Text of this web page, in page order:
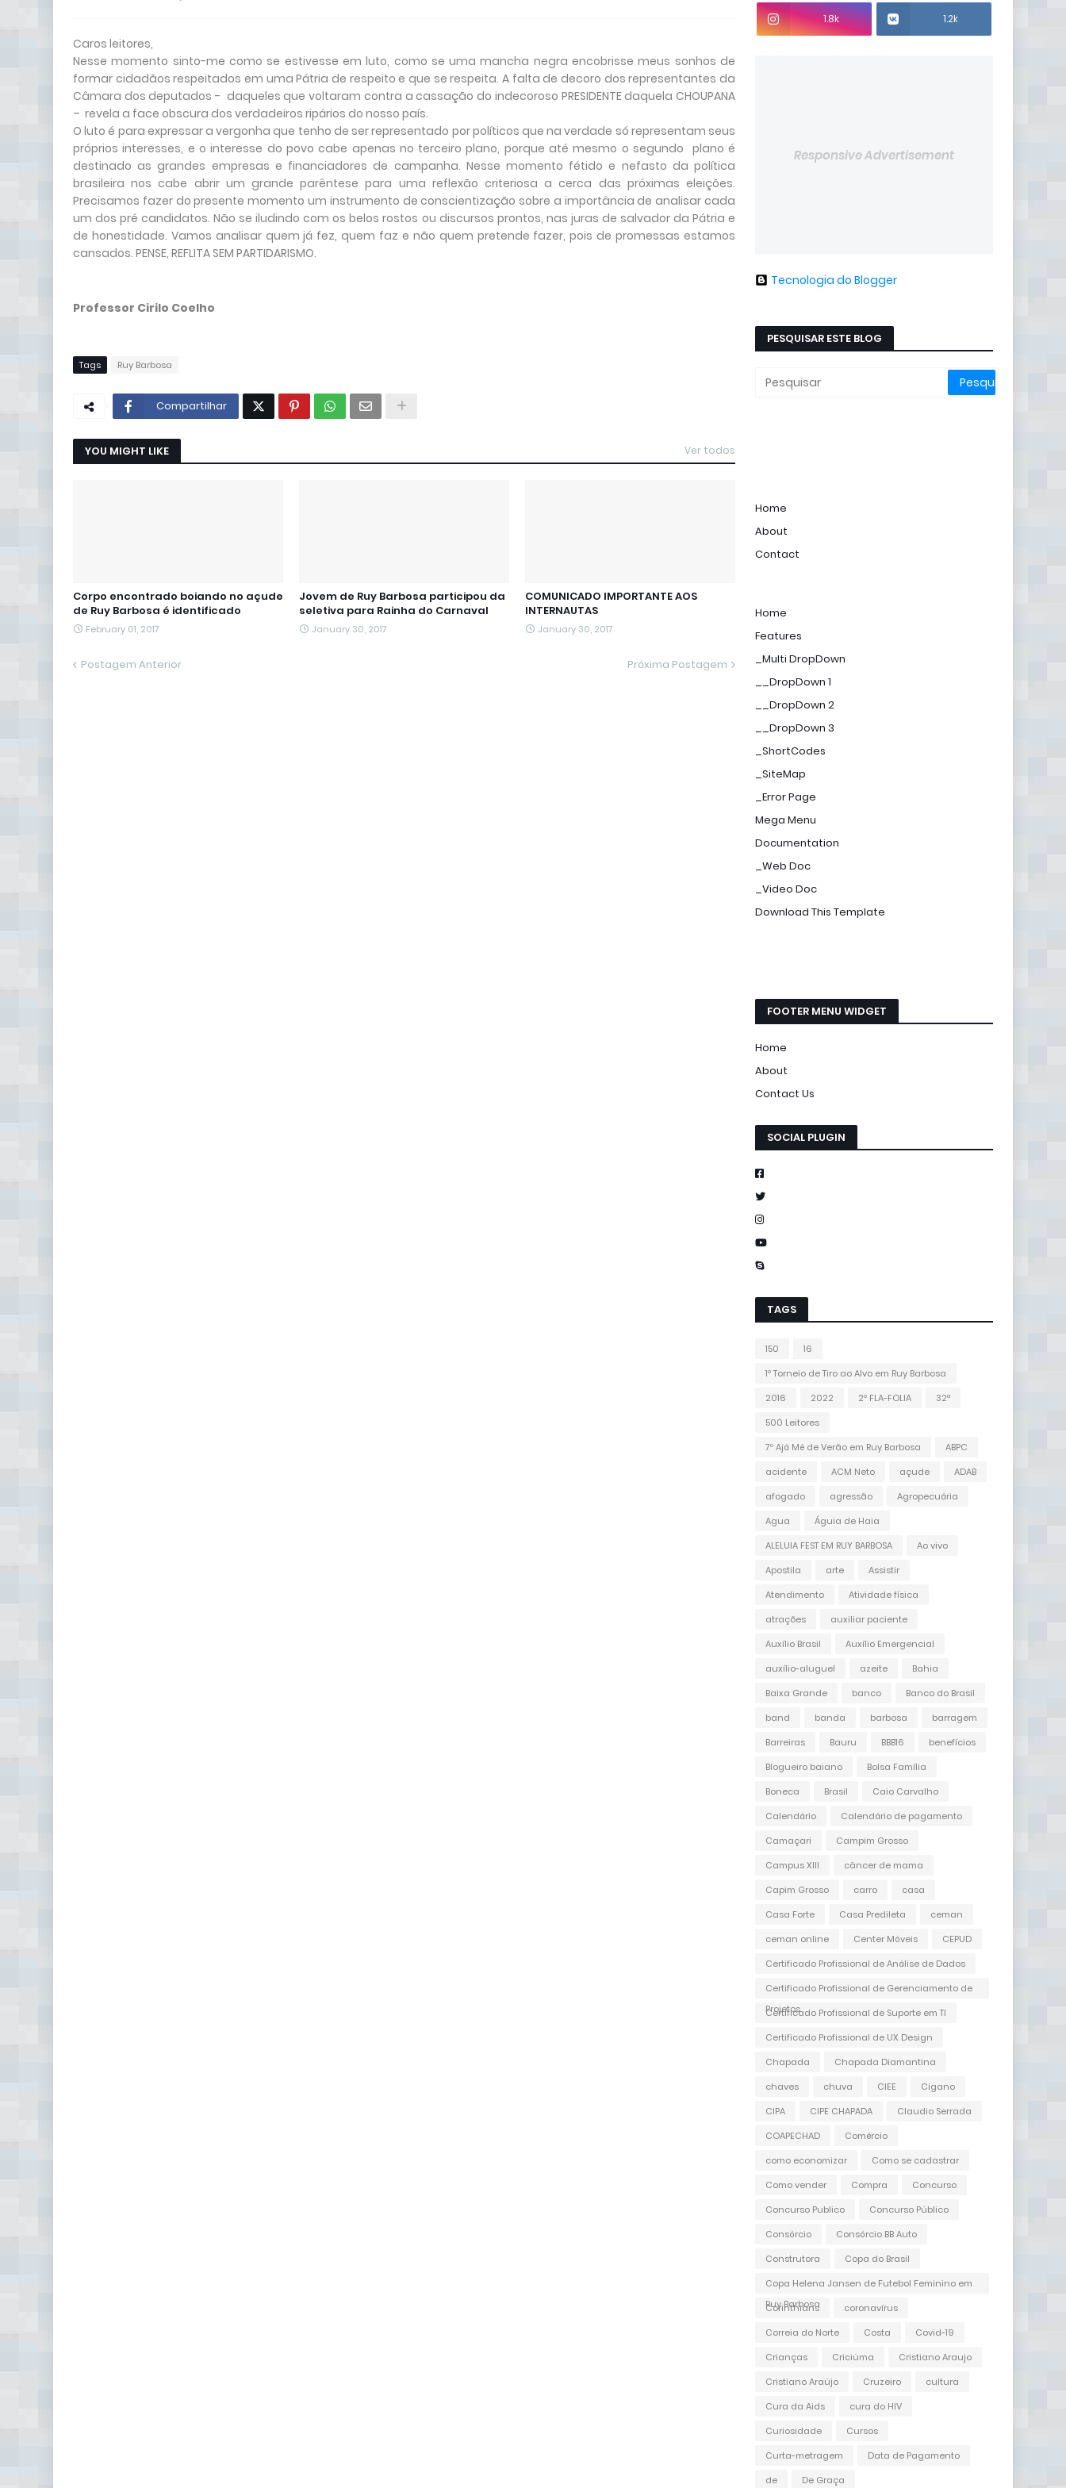
Caros leitores,
Nesse momento sinto-me como se estivesse em luto, como se uma mancha negra encobrisse meus sonhos de
formar cidadãos respeitados em uma Pátria de respeito e que se respeita. A falta de decoro dos representantes da
Câmara dos deputados - daqueles que voltaram contra a cassação do indecoroso PRESIDENTE daquela CHOUPANA
– revela a face obscura dos verdadeiros ripários do nosso país.
O luto é para expressar a vergonha que tenho de ser representado por políticos que na verdade só representam seus
próprios interesses, e o interesse do povo cabe apenas no terceiro plano, porque até mesmo o segundo plano é
destinado as grandes empresas e financiadores de campanha. Nesse momento fétido e nefasto da política
brasileira nos cabe abrir um grande parêntese para uma reflexão criteriosa a cerca das próximas eleições.
Precisamos fazer do presente momento um instrumento de conscientização sobre a importância de analisar cada
um dos pré candidatos. Não se iludindo com os belos rostos ou discursos prontos, nas juras de salvador da Pátria e
de honestidade. Vamos analisar quem já fez, quem faz e não quem pretende fazer, pois de promessas estamos
cansados. PENSE, REFLITA SEM PARTIDARISMO.
Professor Cirilo Coelho
Tags Ruy Barbosa
Compartilhar
YOU MIGHT LIKE Ver todos
Corpo encontrado boiando no açude
de Ruy Barbosa é identificado
February 01, 2017
Jovem de Ruy Barbosa participou da
seletiva para Rainha do Carnaval
January 30, 2017
COMUNICADO IMPORTANTE AOS
INTERNAUTAS
January 30, 2017
Postagem Anterior Próxima Postagem
1.8k 1.2k
Responsive Advertisement
Tecnologia do Blogger
PESQUISAR ESTE BLOG
Home
About
Contact
Home
Features
_Multi DropDown
__DropDown 1
__DropDown 2
__DropDown 3
_ShortCodes
_SiteMap
_Error Page
Mega Menu
Documentation
_Web Doc
_Video Doc
Download This Template
FOOTER MENU WIDGET
Home
About
Contact Us
SOCIAL PLUGIN
TAGS
150
16
1º Torneio de Tiro ao Alvo em Ruy Barbosa
2016
2022 2º FLA-FOLIA
32ª
500 Leitores
7º Ajá Mé de Verão em Ruy Barbosa
ABPC
acidente
ACM Neto açude
ADAB
afogado
agressão
Agropecuária
Agua
Águia de Haia
ALELUIA FEST EM RUY BARBOSA
Ao vivo
Apostila
arte
Assistir
Atendimento
Atividade física
atrações
auxiliar paciente
Auxílio Brasil
Auxílio Emergencial
auxílio-aluguel
azeite
Bahia
Baixa Grande
banco
Banco do Brasil
band
banda barbosa
barragem
Barreiras
Bauru BBB16
benefícios
Blogueiro baiano
Bolsa Família
Boneca
Brasil
Caio Carvalho
Calendário
Calendário de pagamento
Camaçari
Campim Grosso
Campus XIII
câncer de mama
Capim Grosso
carro
casa
Casa Forte
Casa Predileta
ceman
ceman online
Center Móveis
CEPUD
Certificado Profissional de Análise de Dados
Certificado Profissional de Gerenciamento de
Projetos
Certificado Profissional de Suporte em TI
Certificado Profissional de UX Design
Chapada
Chapada Diamantina
chaves
chuva CIEE
Cigano
CIPA
CIPE CHAPADA
Claudio Serrada
COAPECHAD
Comércio
como economizar
Como se cadastrar
Como vender
Compra
Concurso
Concurso Publico
Concurso Público
Consórcio
Consórcio BB Auto
Construtora
Copa do Brasil
Copa Helena Jansen de Futebol Feminino em
Ruy Barbosa
Corinthians
coronavírus
Correia do Norte
Costa
Covid-19
Crianças
Criciúma
Cristiano Araujo
Cristiano Araújo
Cruzeiro
cultura
Cura da Aids
cura do HIV
Curiosidade
Cursos
Curta-metragem
Data de Pagamento
de
De Graça